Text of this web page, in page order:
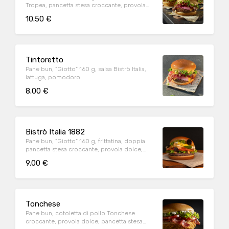
Tropea, pancetta stesa croccante, provola
10.50 €
Tintoretto
Pane bun, "Giotto" 160 g, salsa Bistrò Italia,
lattuga, pomodoro
8.00 €
Bistrò Italia 1882
Pane bun, "Giotto" 160 g, frittatina, doppia
pancetta stesa croccante, provola dolce,
9.00 €
Tonchese
Pane bun, cotoletta di pollo Tonchese
croccante, provola dolce, pancetta stesa